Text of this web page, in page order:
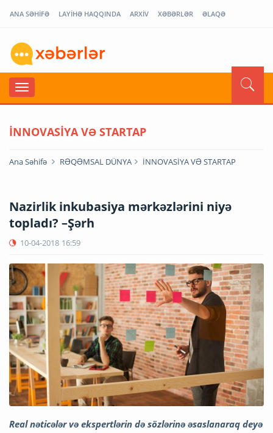
ANA SƏHİFƏ LAYİHƏ HAQQINDA ARXİV XƏBƏRLƏR ƏLAQƏ
İNNOVASİYA VƏ STARTAP
Ana Səhifə RƏQƏMSAL DÜNYA İNNOVASİYA VƏ STARTAP
Nazirlik inkubasiya mərkəzlərini niyə
topladı? –Şərh
10-04-2018 16:59
Real nəticələr və ekspertlərin də sözlərinə əsaslanaraq deyə